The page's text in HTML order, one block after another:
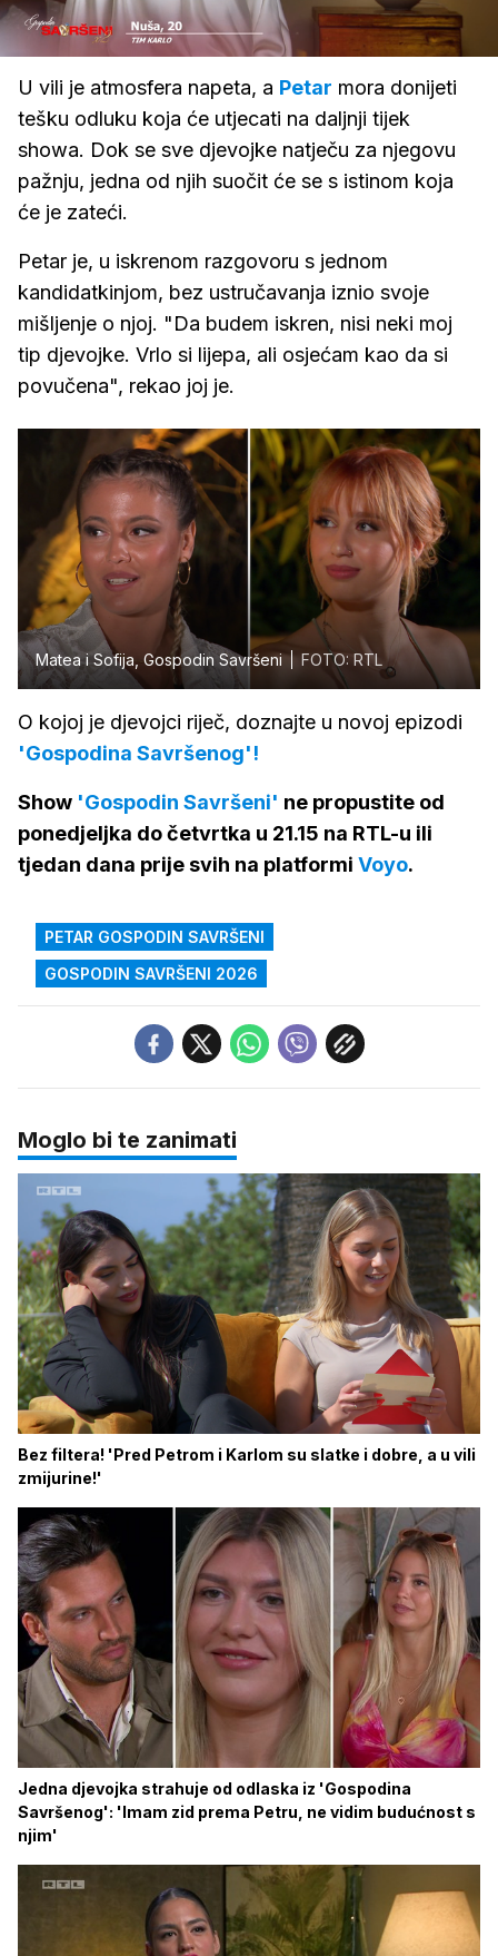
Upali
zvuk
/
Loaded
100.00%
U vili je atmosfera napeta, a Petar mora donijeti
tešku odluku koja će utjecati na daljnji tijek
showa. Dok se sve djevojke natječu za njegovu
pažnju, jedna od njih suočit će se s istinom koja
će je zateći.
Petar je, u iskrenom razgovoru s jednom
kandidatkinjom, bez ustručavanja iznio svoje
mišljenje o njoj. "Da budem iskren, nisi neki moj
tip djevojke. Vrlo si lijepa, ali osjećam kao da si
povučena", rekao joj je.
Matea i Sofija, Gospodin Savršeni FOTO: RTL
O kojoj je djevojci riječ, doznajte u novoj epizodi
'Gospodina Savršenog'!
Show 'Gospodin Savršeni' ne propustite od
ponedjeljka do četvrtka u 21.15 na RTL-u ili
tjedan dana prije svih na platformi Voyo.
PETAR GOSPODIN SAVRŠENI
GOSPODIN SAVRŠENI 2026
Moglo bi te zanimati
Bez filtera! 'Pred Petrom i Karlom su slatke i dobre, a u vili
zmijurine!'
Jedna djevojka strahuje od odlaska iz 'Gospodina
Savršenog': 'Imam zid prema Petru, ne vidim budućnost s
njim'